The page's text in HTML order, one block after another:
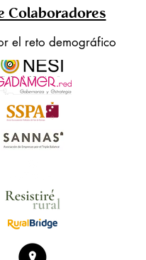
Colaboradores
el reto demográfico